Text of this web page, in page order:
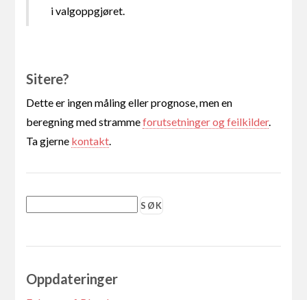
i valgoppgjøret.
Sitere?
Dette er ingen måling eller prognose, men en
beregning med strammeforutsetninger og feilkilder.
Ta gjerne kontakt.
Oppdateringer